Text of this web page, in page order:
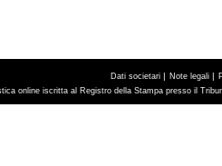
Dati societari | Note legali |
online iscritta al Registro della Stampa presso il